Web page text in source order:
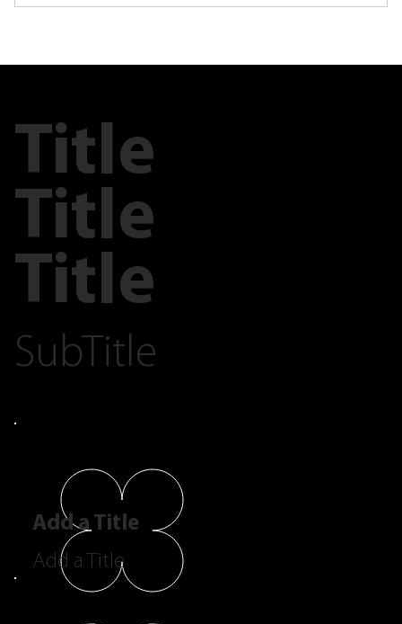
Title
Title
Title
SubTitle
Add a Title
Add a Title